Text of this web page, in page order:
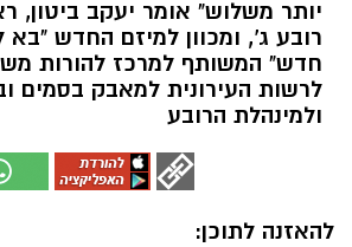
יותר משלוש" אומר יעקב ביטון,
רובע ג', ומכוון למיזם החדש "בא
חדש" המשותף למרכז להורות
לרשות העירונית למאבק בסמים
ולמינהלת הרובע
להאזנה לתוכן: